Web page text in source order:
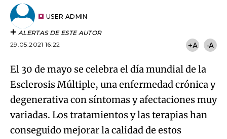
USER ADMIN
ALERTAS DE ESTE AUTOR
29.05.2021 16:22
+A -A
El 30 de mayo se celebra el día mundial de la
Esclerosis Múltiple, una enfermedad crónica y
degenerativa con síntomas y afectaciones muy
variadas. Los tratamientos y las terapias han
conseguido mejorar la calidad de estos